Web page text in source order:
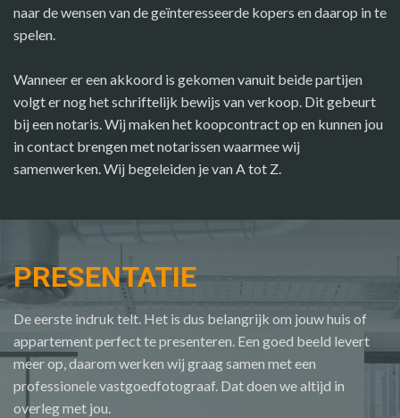
naar de wensen van de geïnteresseerde kopers en daarop in te
spelen.
Wanneer er een akkoord is gekomen vanuit beide partijen
volgt er nog het schriftelijk bewijs van verkoop. Dit gebeurt
bij een notaris. Wij maken het koopcontract op en kunnen jou
in contact brengen met notarissen waarmee wij
samenwerken. Wij begeleiden je van A tot Z.
PRESENTATIE
De eerste indruk telt. Het is dus belangrijk om jouw huis of
appartement perfect te presenteren. Een goed beeld levert
meer op, daarom werken wij graag samen met een
professionele vastgoedfotograaf. Dat doen we altijd in
overleg met jou.